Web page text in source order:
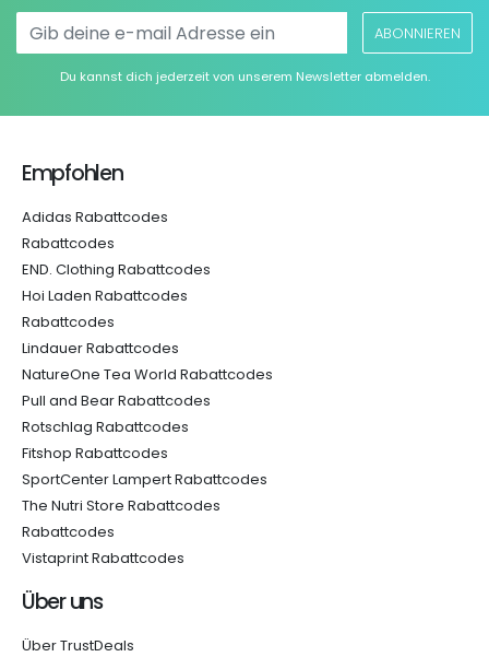
ABONNIEREN
Du kannst dich jederzeit von unserem Newsletter abmelden.
Empfohlen
Adidas Rabattcodes
Rabattcodes
END. Clothing Rabattcodes
Hoi Laden Rabattcodes
Rabattcodes
Lindauer Rabattcodes
NatureOne Tea World Rabattcodes
Pull and Bear Rabattcodes
Rotschlag Rabattcodes
Fitshop Rabattcodes
SportCenter Lampert Rabattcodes
The Nutri Store Rabattcodes
Rabattcodes
Vistaprint Rabattcodes
Über uns
Über TrustDeals